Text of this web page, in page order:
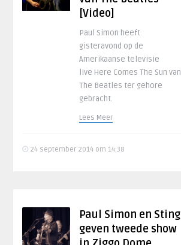
[Video]
Paul Simon heeft
gisteravond op de
Amerikaanse televisie
live Here Comes The Sun van
The Beatles ter gehore
gebracht.
Lees Meer
24 september 2014 om 14:38
Paul Simon en Sting
geven tweede show